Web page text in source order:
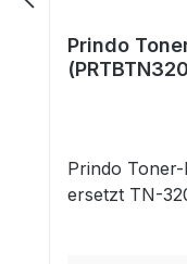
Prindo
Prindo Toner-
ersetzt TN-